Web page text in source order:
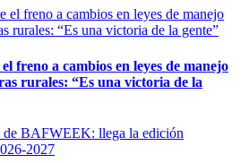
freno a cambios en leyes de manejo
rurales: “Es una victoria de la